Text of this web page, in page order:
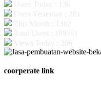
coorperate link